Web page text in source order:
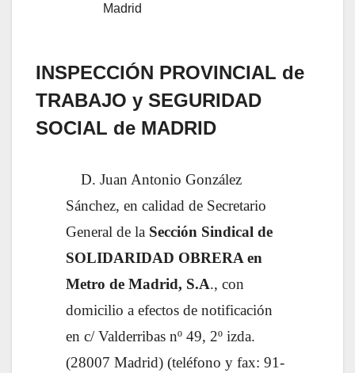
Madrid
INSPECCIÓN PROVINCIAL de
TRABAJO y SEGURIDAD
SOCIAL de MADRID
D. Juan Antonio González
Sánchez, en calidad de Secretario
General de la Sección Sindical de
SOLIDARIDAD OBRERA en
Metro de Madrid, S.A., con
domicilio a efectos de notificación
en c/ Valderribas nº 49, 2º izda.
(28007 Madrid) (teléfono y fax: 91-